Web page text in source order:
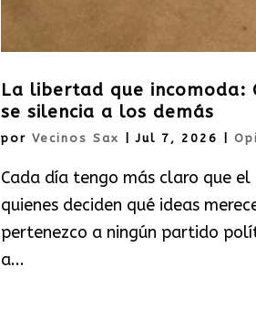
La libertad que incomoda:
se silencia a los demás
por Vecinos Sax |Jul 7, 2026
Cada día tengo más claro que
quienes deciden qué ideas
pertenezco a ningún partido
a...